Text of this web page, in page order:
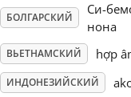
Svenska
Tiếng Việt
БОЛГАРСКИЙ
Си-
нона
ВЬЕТНАМСКИЙ hợp
ИНДОНЕЗИЙСКИЙ